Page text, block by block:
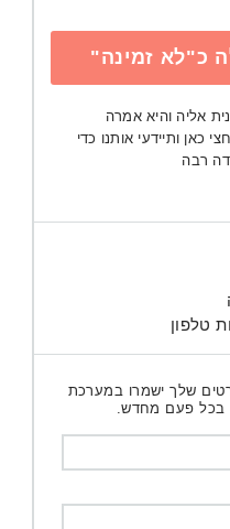
כ"לא זמינה"
אליה והיא אמרה
כאן ותיידעי אותנו כדי
רבה
טלפון
שלך ישמרו במערכת
בכל פעם מחדש.